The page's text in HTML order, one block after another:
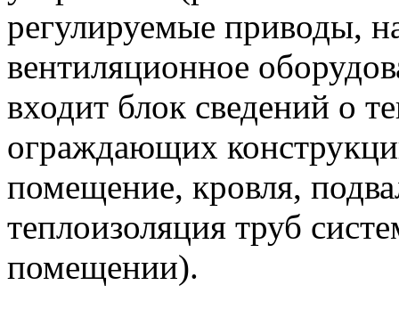
регулируемые приводы,
вентиляционное
входит блок сведений о
ограждающих
помещение, кровля,
теплоизоляция труб
помещении).